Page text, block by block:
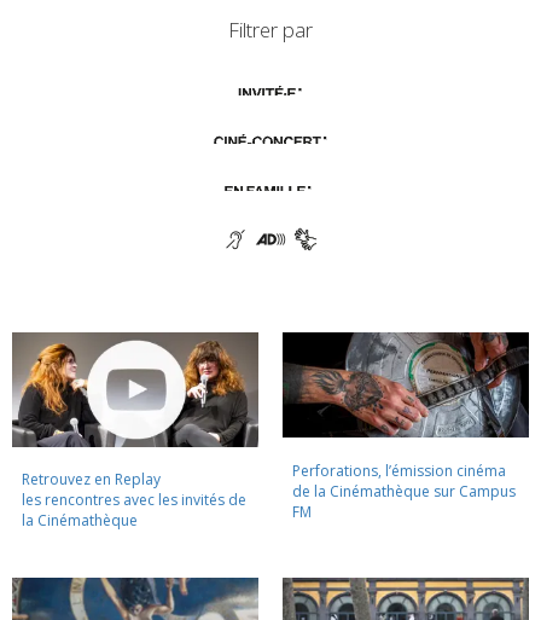
Filtrer par
Retrouvez en Replay
les rencontres avec les invités de
la Cinémathèque
Perforations, l’émission cinéma
de la Cinémathèque sur Campus
FM